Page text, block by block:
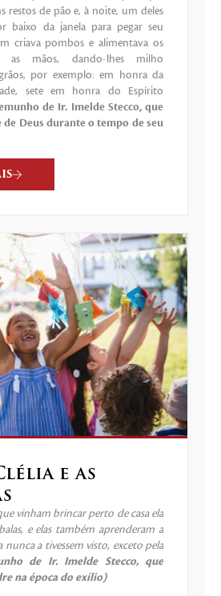
restos de pão e, à noite, um deles
baixo da janela para pegar seu
criava pombos e alimentava os
as mãos, dando-lhes milho
por exemplo: em honra da
sete em honra do Espírito
de Ir. Imelde Stecco, que
de Deus durante o tempo de seu
e as
vinham brincar perto de casa ela
e elas também aprenderam a
nunca a tivessem visto, exceto pela
de Ir. Imelde Stecco, que
na época do exílio)